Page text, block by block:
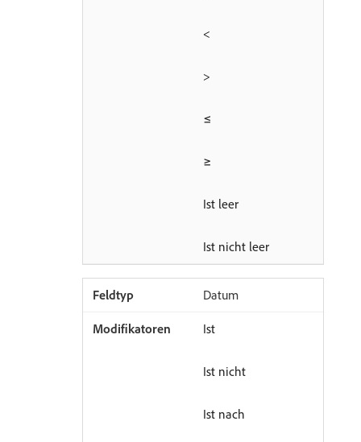
<
>
≤
≥
Ist leer
Ist nicht leer
Datum
Ist
Ist nicht
Ist nach